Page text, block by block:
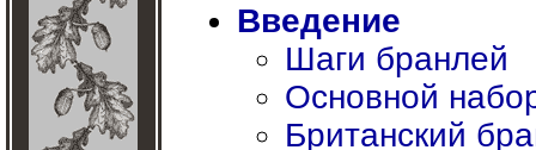
Введение
Шаги бранлей
Основной
Британский